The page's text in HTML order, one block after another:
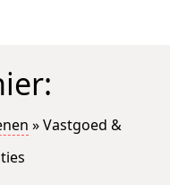
»Vastgoed &